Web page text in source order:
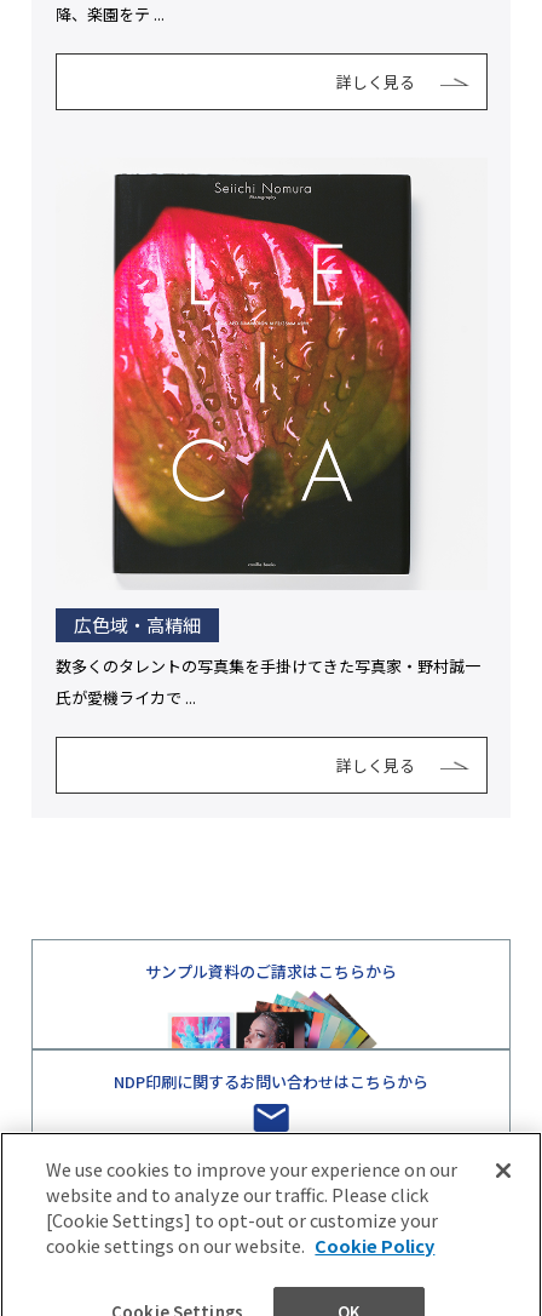
降、楽園をテ ...
詳しく見る
広色域・高精細
数多くのタレントの写真集を手掛けてきた写真家・野村誠一
氏が愛機ライカで ...
詳しく見る
サンプル資料のご請求はこちらから
NDP印刷に関するお問い合わせはこちらから
We use cookies to improve your experience on our
website and to analyze our traffic. Please click
[Cookie Settings] to opt-out or customize your
cookie settings on our website. Cookie Policy